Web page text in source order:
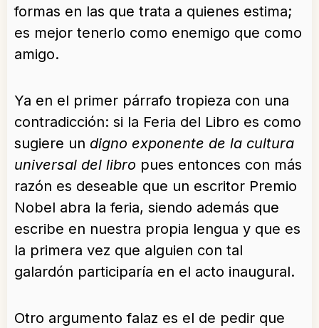
formas en las que trata a quienes estima;
es mejor tenerlo como enemigo que como
amigo.
Ya en el primer párrafo tropieza con una
contradicción: si la Feria del Libro es como
sugiere un digno exponente de la cultura
universal del libro pues entonces con más
razón es deseable que un escritor Premio
Nobel abra la feria, siendo además que
escribe en nuestra propia lengua y que es
la primera vez que alguien con tal
galardón participaría en el acto inaugural.
Otro argumento falaz es el de pedir que